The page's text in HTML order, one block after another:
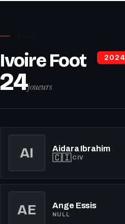
Ivoire Foot 2024
24joueurs
AI Aidara Ibrahim
🇨🇮CIV
AE Ange Essis
NULL